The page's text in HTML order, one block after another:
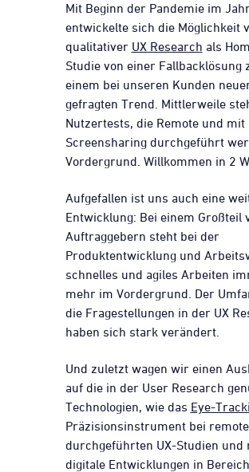
Mit Beginn der Pandemie im
entwickelte sich die Möglichkeit
qualitativer UX Research als
Studie von einer Fallbacklösung
einem bei unseren Kunden
gefragten Trend. Mittlerweile
Nutzertests, die Remote und mit
Screensharing durchgeführt
Vordergrund. Willkommen in 2
Aufgefallen ist uns auch eine
Entwicklung: Bei einem Großteil
Auftraggebern steht bei der
Produktentwicklung und
schnelles und agiles Arbeiten
mehr im Vordergrund. Der
die Fragestellungen in der UX
haben sich stark verändert.
Und zuletzt wagen wir einen
auf die in der User Research
Technologien, wie das Eye-
Präzisionsinstrument bei remote
durchgeführten UX-Studien und
digitale Entwicklungen in